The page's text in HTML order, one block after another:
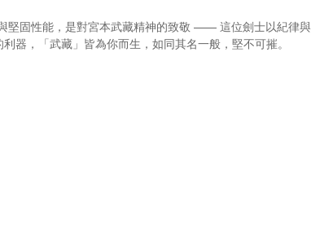
堅固性能，是對宮本武藏精神的致敬 —— 這位劍士以紀律
器，「武藏」皆為你而生，如同其名一般，堅不可摧。